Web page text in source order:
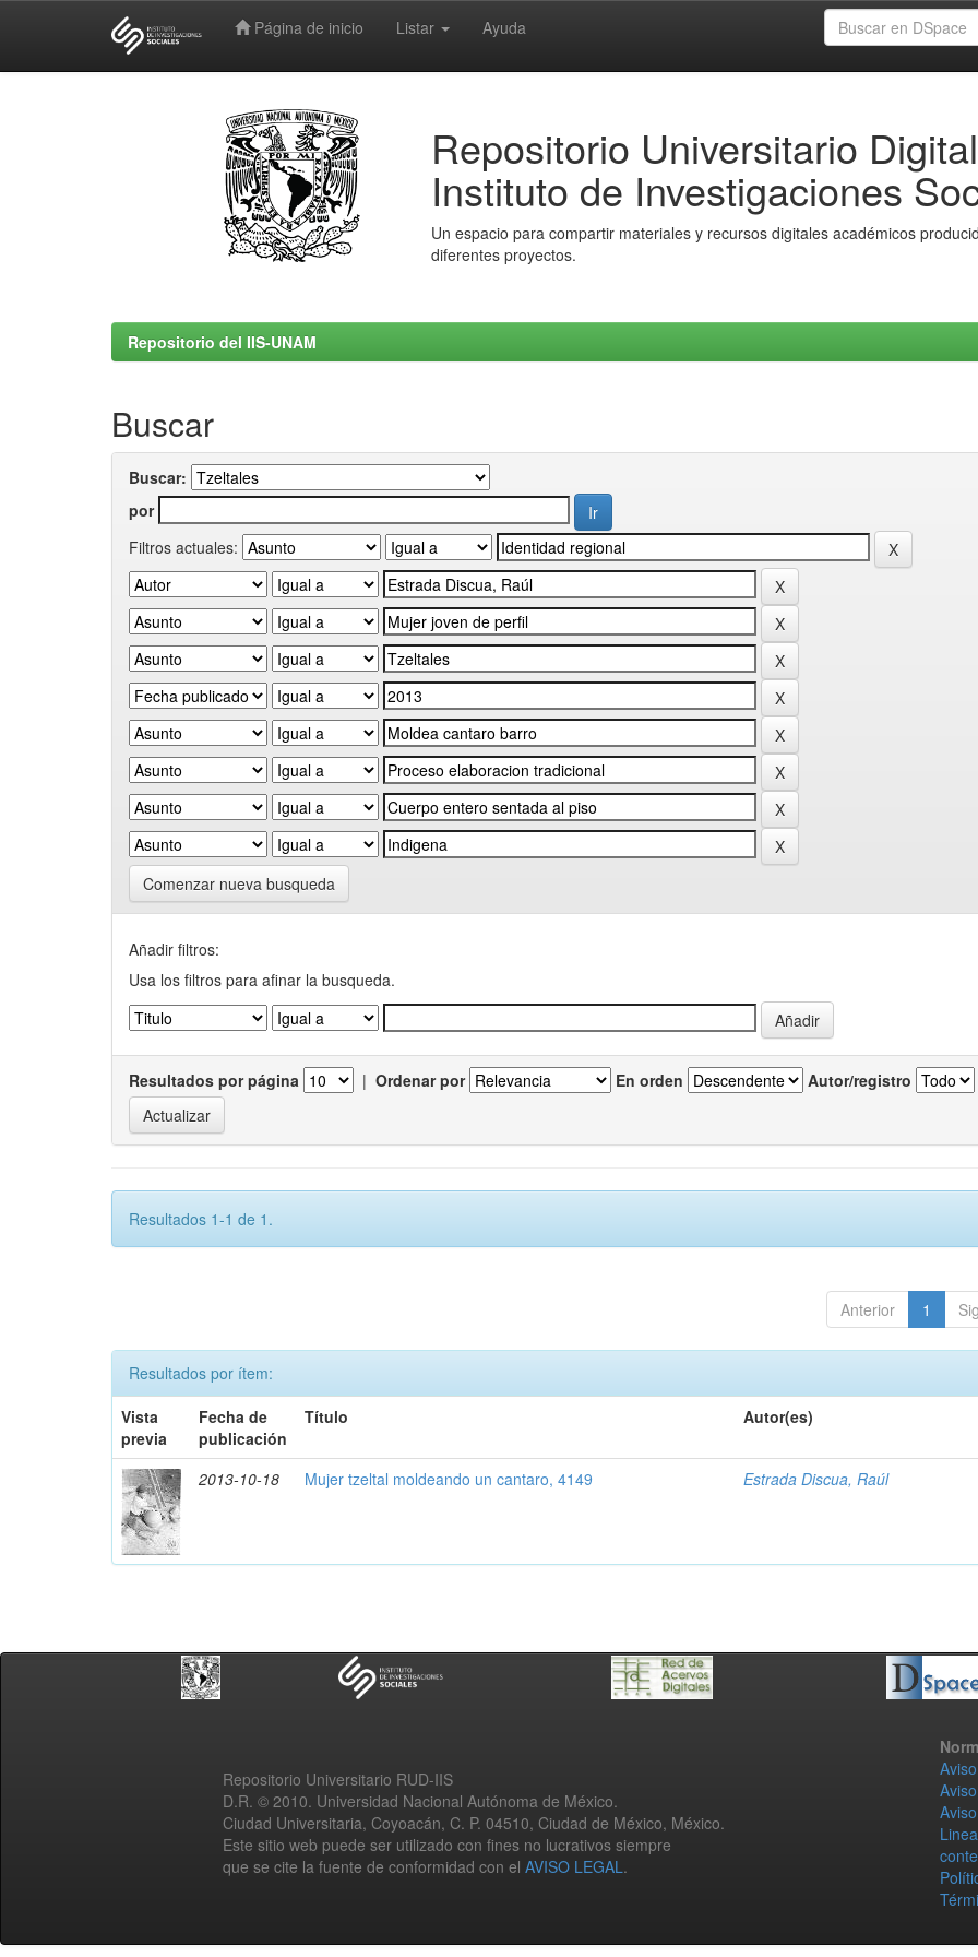
Página de inicio Listar Ayuda
Repositorio Universitario Digital
Instituto de Investigaciones
Un espacio para compartir materiales y recursos digitales académicos
diferentes proyectos.
Repositorio del IIS-UNAM
Buscar
Buscar:
por
Filtros actuales:
Comenzar nueva busqueda
Añadir filtros:
Usa los filtros para afinar la busqueda.
Resultados por página | Ordenar por En orden Autor/registro
Resultados 1-1 de 1.
Anterior 1
Resultados por ítem:
Vista
previa
Fecha de
publicación
Título Autor(es)
2013-10-18 Mujer tzeltal moldeando un cantaro, 4149 Estrada Discua, Raúl
Repositorio Universitario RUD-IIS
D.R. © 2010. Universidad Nacional Autónoma de México.
Ciudad Universitaria, Coyoacán, C. P. 04510, Ciudad de México, México.
Este sitio web puede ser utilizado con fines no lucrativos siempre
que se cite la fuente de conformidad con el AVISO LEGAL.